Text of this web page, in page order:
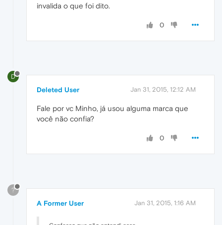
invalida o que foi dito.
0
D
Deleted User Jan 31, 2015, 12:12 AM
Fale por vc Minho, já usou alguma marca que
você não confia?
0
?
A Former User Jan 31, 2015, 1:16 AM